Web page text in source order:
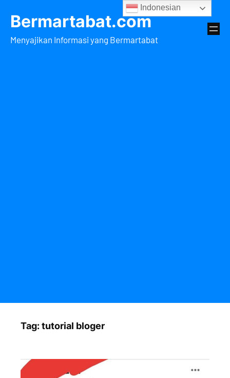
Bermartabat.com
Menyajikan Informasi yang Bermartabat
Tag:tutorial bloger
Indonesian